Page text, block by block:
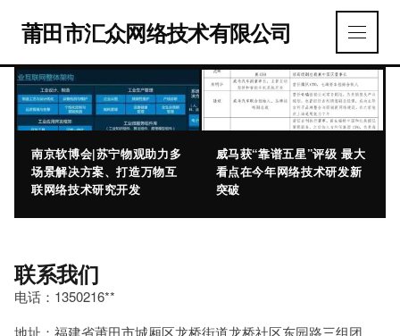
莆田市汇众网络技术有限公司
南京软博会|苏宁物观助力多
场景解决方案、打造万物互
联网络技术研究开发
威马获“靠谱五星”评级 最大
看点在今年网络技术研发新
突破
联系我们
电话：1350216**
地址：福建省莆田市城厢区龙桥街道龙桥社区东园路三组团